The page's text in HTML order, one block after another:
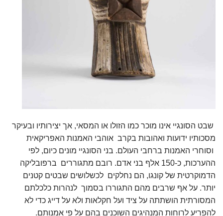
שבט הסונגיי אינו מוכר כמו הזולו או המסאי, אך יצירותיו ובעיקר
מסכותיו ידועות ואהובות בקרב אוהבי האמנות האפריקאית
וסוחרי האמנות ברחבי העולם. בני הסונגיי מונים כיום, לפי
ההערכות, כ-150 אלף בני אדם. רובם מתגוררים ברפובליקה
הדמוקרטית של קונגו, הם נחלקים לכשלושים שבטים קטנים
יותר. על אף שרבים מהם התגוררו בסמוך לנהרות כלכלתם
המסורתית הושתתה על ציד ועל חקלאות ולא על דייג כדי לא
להפריע לרוחות המנהיגים השוכנים בהם על פי אמנותם.